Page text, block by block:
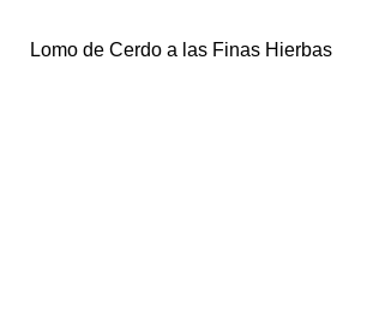
Lomo de Cerdo a las Finas Hierbas